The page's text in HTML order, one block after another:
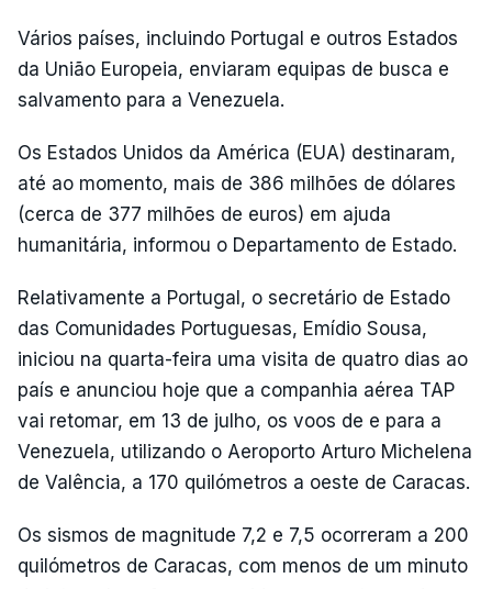
Vários países, incluindo Portugal e outros Estados
da União Europeia, enviaram equipas de busca e
salvamento para a Venezuela.
Os Estados Unidos da América (EUA) destinaram,
até ao momento, mais de 386 milhões de dólares
(cerca de 377 milhões de euros) em ajuda
humanitária, informou o Departamento de Estado.
Relativamente a Portugal, o secretário de Estado
das Comunidades Portuguesas, Emídio Sousa,
iniciou na quarta-feira uma visita de quatro dias ao
país e anunciou hoje que a companhia aérea TAP
vai retomar, em 13 de julho, os voos de e para a
Venezuela, utilizando o Aeroporto Arturo Michelena
de Valência, a 170 quilómetros a oeste de Caracas.
Os sismos de magnitude 7,2 e 7,5 ocorreram a 200
quilómetros de Caracas, com menos de um minuto